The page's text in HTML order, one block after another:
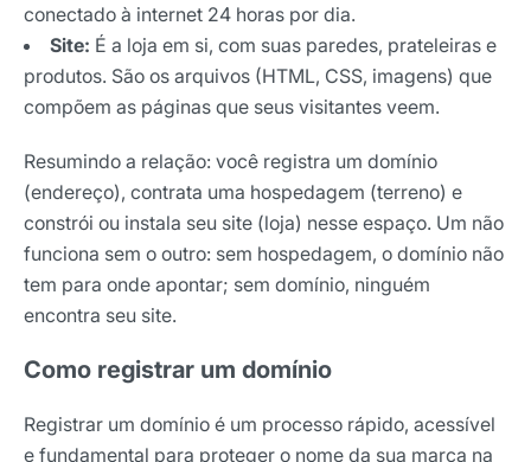
conectado à internet 24 horas por dia.
Site: É a loja em si, com suas paredes, prateleiras e
produtos. São os arquivos (HTML, CSS, imagens) que
compõem as páginas que seus visitantes veem.
Resumindo a relação: você registra um domínio
(endereço), contrata uma hospedagem (terreno) e
constrói ou instala seu site (loja) nesse espaço. Um não
funciona sem o outro: sem hospedagem, o domínio não
tem para onde apontar; sem domínio, ninguém
encontra seu site.
Como registrar um domínio
Registrar um domínio é um processo rápido, acessível
e fundamental para proteger o nome da sua marca na